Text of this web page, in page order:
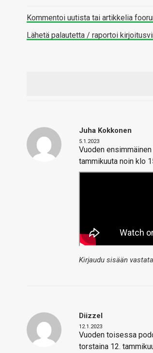
Kommentoi uutista tai artikkelia
Lähetä palautetta / raportoi
Juha Kokkonen
5.1.2023
Vuoden
tammikuuta noin klo
Kirjaudu sisään
Diizzel
12.1.2023
Vuoden toisessa
torstaina 12.